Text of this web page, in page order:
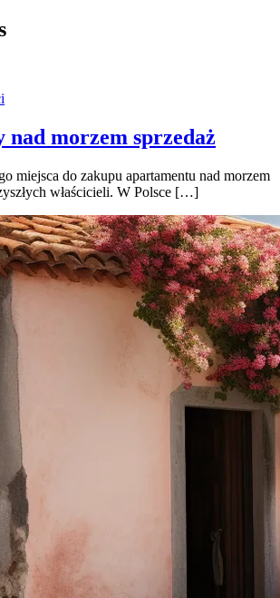
nad morzem sprzedaż
miejsca do zakupu apartamentu nad morzem
właścicieli. W Polsce […]